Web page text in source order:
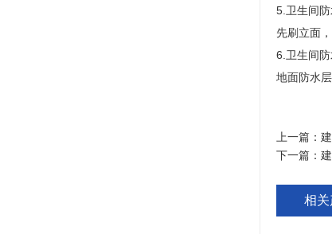
5.卫生间防
先刷立面
6.卫生间防
地面防水
上一篇：
下一篇：
相关